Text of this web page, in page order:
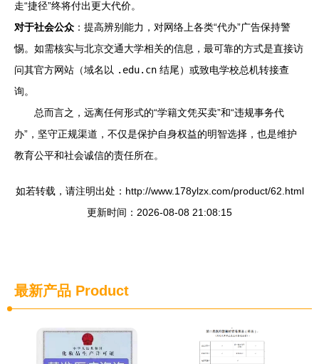
走“捷径”终将付出更大代价。
对于社会公众 ：提高辨别能力，对网络上各类“代办”广告保持警
惕。如需核实与北京交通大学相关的信息，最可靠的方式是直接访
问其官方网站（域名以 .edu.cn 结尾）或致电学校总机转接查
询。
总而言之，远离任何形式的“学籍文凭买卖”和“违规事务代
办”，坚守正规渠道，不仅是保护自身权益的明智选择，也是维护
教育公平和社会诚信的责任所在。
如若转载，请注明出处：http://www.178ylzx.com/product/62.html
更新时间：2026-08-08 21:08:15
最新产品 Product